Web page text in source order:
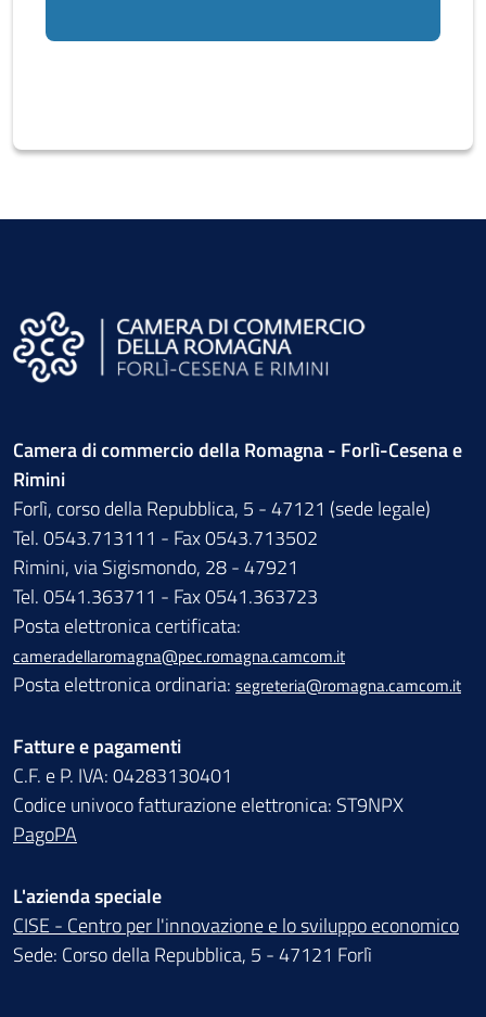
Camera di commercio della Romagna - Forlì-Cesena e
Rimini
Forlì, corso della Repubblica, 5 - 47121 (sede legale)
Tel. 0543.713111 - Fax 0543.713502
Rimini, via Sigismondo, 28 - 47921
Tel. 0541.363711 - Fax 0541.363723
Posta elettronica certificata:
cameradellaromagna@pec.romagna.camcom.it
Posta elettronica ordinaria: segreteria@romagna.camcom.it
Fatture e pagamenti
C.F. e P. IVA: 04283130401
Codice univoco fatturazione elettronica: ST9NPX
PagoPA
L'azienda speciale
CISE - Centro per l'innovazione e lo sviluppo economico
Sede: Corso della Repubblica, 5 - 47121 Forlì